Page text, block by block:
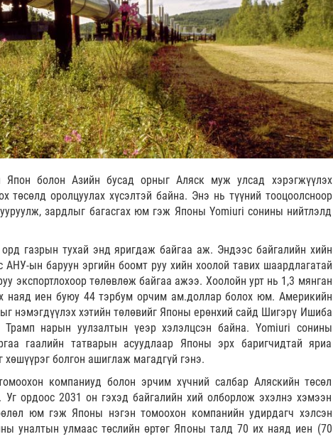
болон Азийн бусад орныг Аляск муж улсад хэрэгжүүлэх
төсөлд оролцуулах хүсэлтэй байна. Энэ нь түүний тооцоолсноор
зардлыг багасгах юм гэж Японы Yоmiuri сонины нийтлэлд
газрын тухай энд яригдаж байгаа аж. Эндээс байгалийн хийн
АНУ-ын баруун эргийн боомт руу хийн хоолой тавих шаардлагатай
экспортлохоор төлөвлөж байгаа ажээ. Хоолойн урт нь 1,3 мянган
наяд иен буюу 44 тэрбум орчим ам.доллар болох юм. Америкийн
нэмэгдүүлэх хэтийн төлөвийг Японы ерөнхий сайд Шигэрү Ишиба
нарын уулзалтын үеэр хэлэлцсэн байна. Yоmiuri сонины
гаалийн татварын асуудлаар Японы эрх баригчидтай яриа
болгон ашиглаж магадгүй гэнэ.
компаниуд болон эрчим хүчний салбар Аляскийн төсөл
ордоос 2031 он гэхэд байгалийн хий олборлож эхэлнэ хэмээн
юм гэж Японы нэгэн томоохон компанийн удирдагч хэлсэн
уналтын улмаас төслийн өртөг Японы талд 70 их наяд иен (70